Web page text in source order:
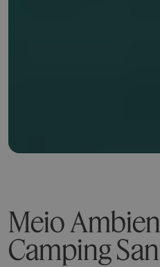
Meio
Camping